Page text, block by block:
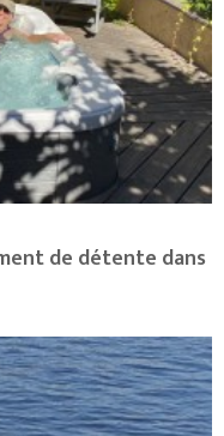
de détente dans